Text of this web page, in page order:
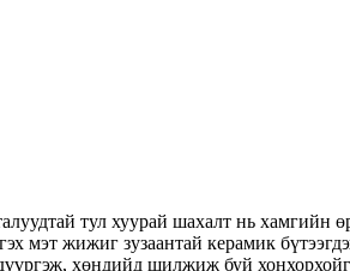
тул хуурай шахалт нь хамгийн
мэт жижиг зузаантай керамик
хөндийд шилжиж буй